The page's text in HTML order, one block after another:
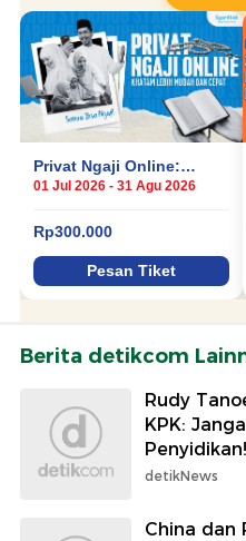
Berita detikcom
Rudy
KPK:
Penyidikan!
detikNews
China dan